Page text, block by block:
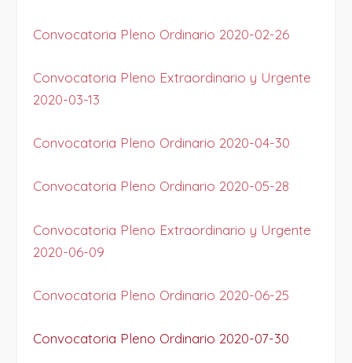
Convocatoria Pleno Ordinario 2020-02-26
Convocatoria Pleno Extraordinario y Urgente
2020-03-13
Convocatoria Pleno Ordinario 2020-04-30
Convocatoria Pleno Ordinario 2020-05-28
Convocatoria Pleno Extraordinario y Urgente
2020-06-09
Convocatoria Pleno Ordinario 2020-06-25
Convocatoria Pleno Ordinario 2020-07-30